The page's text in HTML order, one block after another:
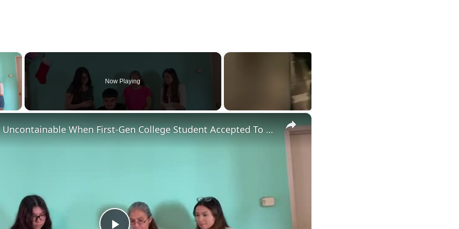
×
Now Playing
×
Family's Joy Uncontainable When First-Gen College Student Accepted To Harvard | Happily TV